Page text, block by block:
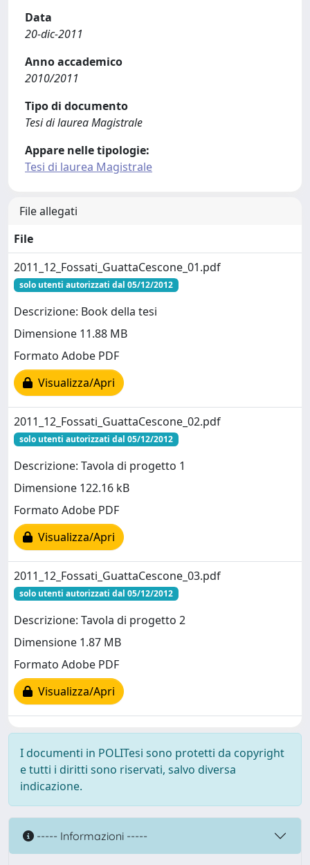
Data
20-dic-2011
Anno accademico
2010/2011
Tipo di documento
Tesi di laurea Magistrale
Appare nelle tipologie:
Tesi di laurea Magistrale
File allegati
File
2011_12_Fossati_GuattaCescone_01.pdf
solo utenti autorizzati dal 05/12/2012
Descrizione: Book della tesi
Dimensione 11.88 MB
Formato Adobe PDF
Visualizza/Apri
2011_12_Fossati_GuattaCescone_02.pdf
solo utenti autorizzati dal 05/12/2012
Descrizione: Tavola di progetto 1
Dimensione 122.16 kB
Formato Adobe PDF
Visualizza/Apri
2011_12_Fossati_GuattaCescone_03.pdf
solo utenti autorizzati dal 05/12/2012
Descrizione: Tavola di progetto 2
Dimensione 1.87 MB
Formato Adobe PDF
Visualizza/Apri
I documenti in POLITesi sono protetti da copyright
e tutti i diritti sono riservati, salvo diversa
indicazione.
----- Informazioni -----